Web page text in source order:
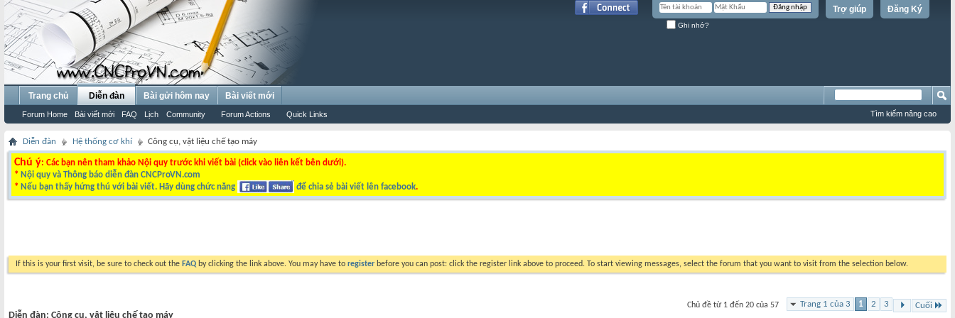
Đăng Ký
Trợ giúp
Ghi nhớ?
Trang chủ Diễn đàn
Forum Home Bài viết mới FAQ Lịch Community Forum Actions Quick Links
Bài gửi hôm nay Bài viết mới
Tìm kiếm nâng cao
Diễn đàn Hệ thống cơ khí Công cụ, vật liệu chế tạo máy
Chú ý: Các bạn nên tham khảo Nội quy trước khi viết bài (click vào liên kết bên dưới).
* Nội quy và Thông báo diễn đàn CNCProVN.com
* Nếu bạn thấy hứng thú với bài viết. Hãy dùng chức năng để chia sẻ bài viết lên facebook.
If this is your first visit, be sure to check out the FAQ by clicking the link above. You may have to register before you can post: click the register link above to proceed. To start viewing messages, select the forum that you want to visit from the selection below.
Trang 1 của 3 1 2 3 Cuối
Chủ đề từ 1 đến 20 của 57
Diễn đàn: Công cụ, vật liệu chế tạo máy